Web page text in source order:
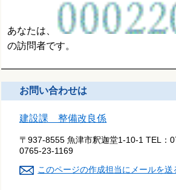
あなたは、
の訪問者です。
お問い合わせは
建設課 整備改良係
〒937-8555 魚津市釈迦堂1-10-1 TEL：
0765-23-1169
このページの作成担当にメールを送